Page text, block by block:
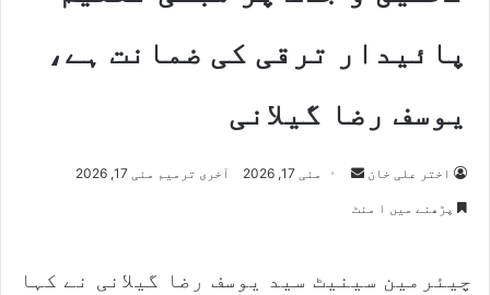
پائیدار ترقی کی ضمانت ہے،
یوسف رضا گیلانی
اختر علی خان
Send مئی 17, 2026 آخری ترمیم مئی 17, 2026
پڑھنے میں ۱ منٹ
چیئرمین سینیٹ سید یوسف رضا گیلانی نے کہا